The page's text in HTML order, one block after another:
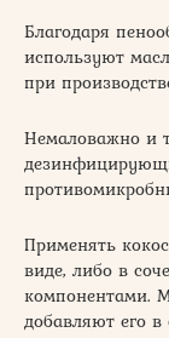
Благодаря
используют
при
Немаловажно и
Применять
виде, либо в
компонентами.
добавляют его